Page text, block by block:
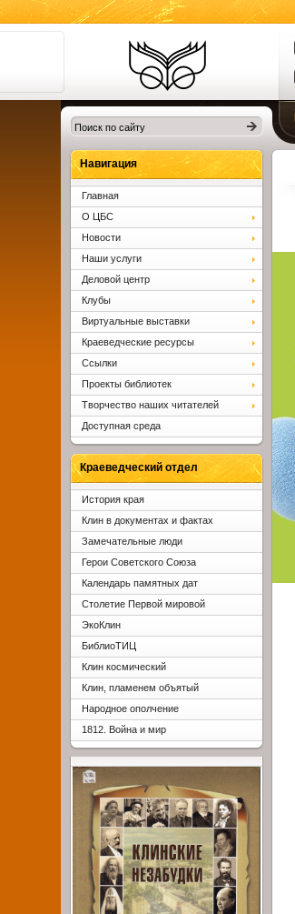
Библиотеки
Клина. Клинская
ЦБС.
Навигация
Главная
О ЦБС
Новости
Наши услуги
Деловой центр
Клубы
Виртуальные выставки
Краеведческие ресурсы
Ссылки
Проекты библиотек
Творчество наших читателей
Доступная среда
Краеведческий отдел
История края
Клин в документах и фактах
Замечательные люди
Герои Советского Союза
Календарь памятных дат
Столетие Первой мировой
ЭкоКлин
БиблиоТИЦ
Клин космический
Клин, пламенем объятый
Народное ополчение
1812. Война и мир